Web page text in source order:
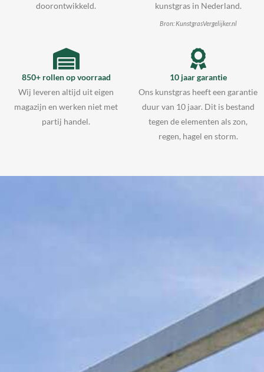
doorontwikkeld.
kunstgras in Nederland.
Bron: KunstgrasVergelijker.nl
850+ rollen op voorraad
Wij leveren altijd uit eigen
magazijn en werken niet met
partij handel.
10 jaar garantie
Ons kunstgras heeft een garantie
duur van 10 jaar. Dit is bestand
tegen de elementen als zon,
regen, hagel en storm.